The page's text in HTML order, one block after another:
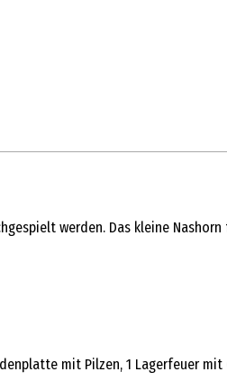
werden. Das kleine
mit Pilzen, 1 Lagerfeuer mit